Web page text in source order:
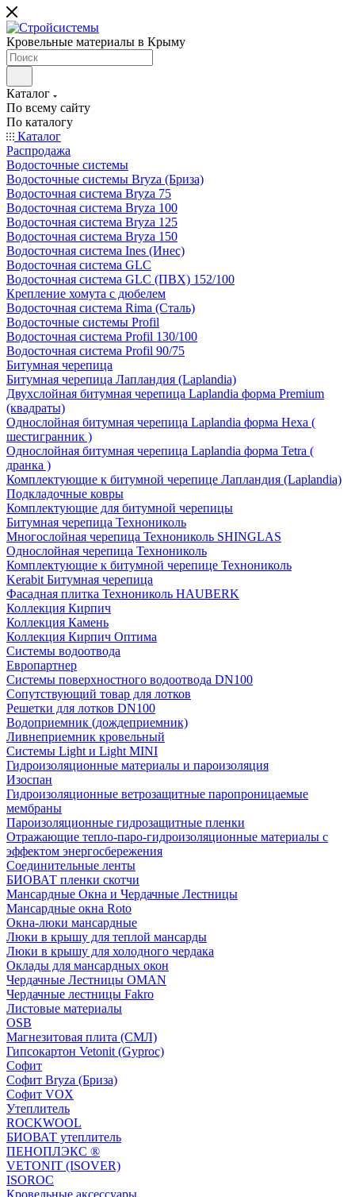
Кровельные материалы в Крыму
Каталог
По всему сайту
По каталогу
Каталог
Распродажа
Водосточные системы
Водосточные системы Bryza (Бриза)
Водосточная система Bryza 75
Водосточная система Bryza 100
Водосточная система Bryza 125
Водосточная система Bryza 150
Водосточная система Ines (Инес)
Водосточная система GLC
Водосточная система GLC (ПВХ) 152/100
Крепление хомута с дюбелем
Водосточная система Rima (Сталь)
Водосточные системы Profil
Водосточная система Profil 130/100
Водосточная система Profil 90/75
Битумная черепица
Битумная черепица Лапландия (Laplandia)
Двухслойная битумная черепица Laplandia форма Premium
(квадраты)
Однослойная битумная черепица Laplandia форма Hexa (
шестигранник )
Однослойная битумная черепица Laplandia форма Tetra (
дранка )
Комплектующие к битумной черепице Лапландия (Laplandia)
Подкладочные ковры
Комплектующие для битумной черепицы
Битумная черепица Технониколь
Многослойная черепица Технониколь SHINGLAS
Однослойная черепица Технониколь
Комплектующие к битумной черепице Технониколь
Kerabit Битумная черепица
Фасадная плитка Технониколь HAUBERK
Кол​лекция Кирпич
Кол​лекция Камень
Коллекция Кирпич Оптима
Системы водоотвода
Европартнер
Системы поверхностного водоотвода DN100
Сопутствующий товар для лотков
Решетки для лотков DN100
Водоприемник (дождеприемник)
Ливнеприемник кровельный
Системы Light и Light MINI
Гидроизоляционные материалы и пароизоляция
Изоспан
Гидроизоляционные ветрозащитные паропроницаемые
мембраны
Пароизоляционные гидрозащитные пленки
Отражающие тепло-паро-гидроизоляционные материалы с
эффектом энергосбережения
Соединительные ленты
БИОВАТ пленки скотчи
Мансардные Окна и Чердачные Лестницы
Мансардные окна Roto
Окна-люки мансардные
Люки в крышу для теплой мансарды
Люки в крышу для холодного чердака
Оклады для мансардных окон
Чердачные Лестницы OMAN
Чердачные лестницы Fakro
Листовые материалы
OSB
Магнезитовая плита (СМЛ)
Гипсокартон Vetonit (Gyproc)
Софит
Софит Bryza (Бриза)
Софит VOX
Утеплитель
ROCKWOOL
БИОВАТ утеплитель
ПЕНОПЛЭКС ®
VETONIT (ISOVER)
ISOROC
Кровельные аксессуары